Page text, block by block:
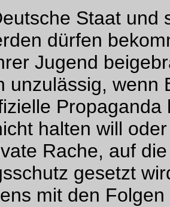
Staat und
dürfen
Jugend
unzulässig, wenn
halten will
Rache, auf
gesetzt
mit den Folgen